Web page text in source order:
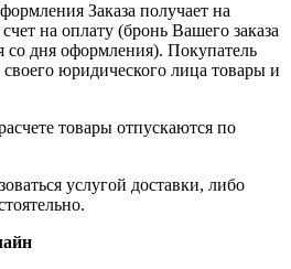
Заказа получает на
на оплату (бронь Вашего заказа
со дня оформления). Покупатель
своего юридического лица товары и
товары отпускаются по
услугой доставки, либо